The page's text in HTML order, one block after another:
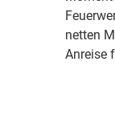
netten
Anreise